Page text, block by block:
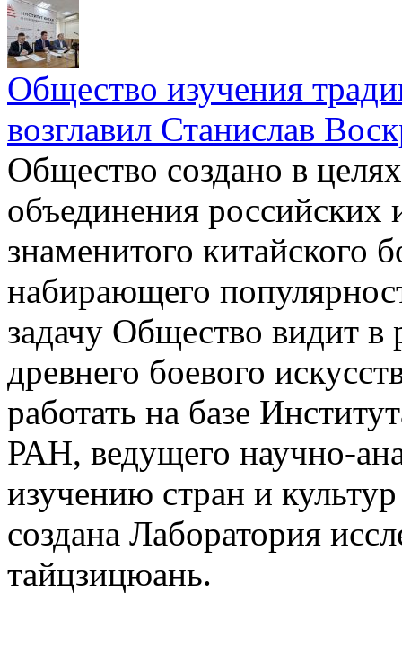
Общество изучения
возглавил Станислав
Общество создано в
объединения российских
знаменитого китайского
набирающего
задачу Общество видит в
древнего боевого
работать на базе
РАН, ведущего научно-
изучению стран и
создана Лаборатория
тайцзицюань.